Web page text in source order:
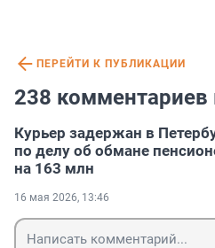
ПЕРЕЙТИ К ПУБЛИКАЦИИ
238 комментариев
Курьер задержан в
по делу об обмане
на 163 млн
16 мая 2026, 13:46